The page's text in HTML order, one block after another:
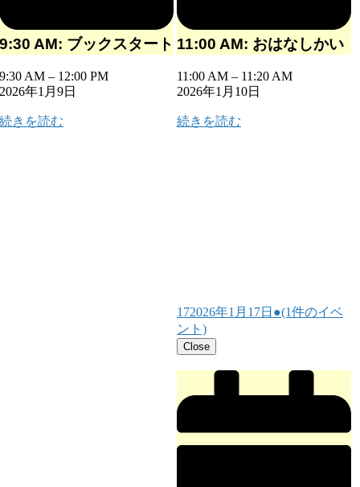
9:30 AM: ブックスタート
9:30 AM – 12:00 PM
2026年1月9日
続きを読む
11:00 AM: おはなしかい
11:00 AM – 11:20 AM
2026年1月10日
続きを読む
172026年1月17日 ●(1件のイベ
ント)
Close